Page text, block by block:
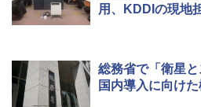
用、KDDIの現地
総務省で「衛星と
国内導入に向け